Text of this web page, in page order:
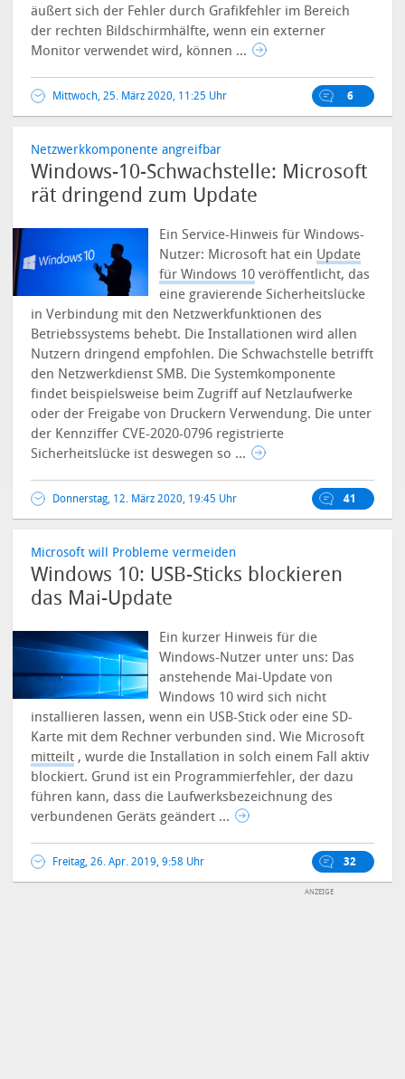
äußert sich der Fehler durch Grafikfehler im Bereich
der rechten Bildschirmhälfte, wenn ein externer
Monitor verwendet wird, können ...
Mittwoch, 25. März 2020, 11:25 Uhr 6
Netzwerkkomponente angreifbar
Windows-10-Schwachstelle: Microsoft
rät dringend zum Update
Ein Service-Hinweis für Windows-
Nutzer: Microsoft hat ein Update
für Windows 10 veröffentlicht, das
eine gravierende Sicherheitslücke
in Verbindung mit den Netzwerkfunktionen des
Betriebssystems behebt. Die Installationen wird allen
Nutzern dringend empfohlen. Die Schwachstelle betrifft
den Netzwerkdienst SMB. Die Systemkomponente
findet beispielsweise beim Zugriff auf Netzlaufwerke
oder der Freigabe von Druckern Verwendung. Die unter
der Kennziffer CVE-2020-0796 registrierte
Sicherheitslücke ist deswegen so ...
Donnerstag, 12. März 2020, 19:45 Uhr 41
Microsoft will Probleme vermeiden
Windows 10: USB-Sticks blockieren
das Mai-Update
Ein kurzer Hinweis für die
Windows-Nutzer unter uns: Das
anstehende Mai-Update von
Windows 10 wird sich nicht
installieren lassen, wenn ein USB-Stick oder eine SD-
Karte mit dem Rechner verbunden sind. Wie Microsoft
mitteilt , wurde die Installation in solch einem Fall aktiv
blockiert. Grund ist ein Programmierfehler, der dazu
führen kann, dass die Laufwerksbezeichnung des
verbundenen Geräts geändert ...
Freitag, 26. Apr. 2019, 9:58 Uhr 32